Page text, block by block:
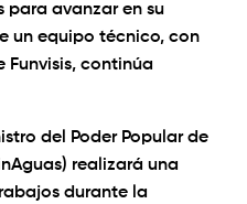
para avanzar en su
un equipo técnico, con
Funvisis, continúa
del Poder Popular de
realizará una
durante la